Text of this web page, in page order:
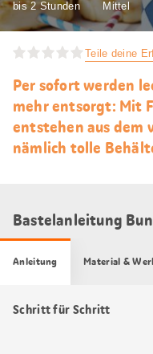
Teile deine
bis 2 Stunden
Mittel
Per sofort werden
mehr entsorgt: Mit
entstehen aus dem
nämlich tolle
Bastelanleitung
Anleitung Material &
Schritt für Schritt